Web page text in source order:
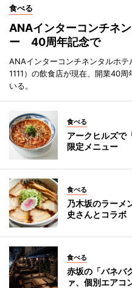
食べる
ANAインターコンチネ
ー 40周年記念で
ANAインターコンチネンタルホ
1111）の飲食店が現在、開業40
いる。
食べる
アークヒルズ
限定メニュー
食べる
乃木坂のラー
史さんとコラボ
食べる
赤坂の「バネバ
ァ、個別エアコ